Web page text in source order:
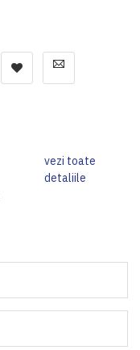
vezi toate
detaliile